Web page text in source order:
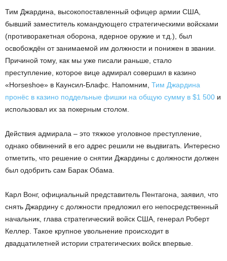
Тим Джардина, высокопоставленный офицер армии США,
бывший заместитель командующего стратегическими войсками
(противоракетная оборона, ядерное оружие и т.д.), был
освобождён от занимаемой им должности и понижен в звании.
Причиной тому, как мы уже писали раньше, стало
преступление, которое вице адмирал совершил в казино
«Horseshoe» в Каунсил-Блафс. Напомним, Тим Джардина
пронёс в казино поддельные фишки на общую сумму в $1 500 и
использовал их за покерным столом.
Действия адмирала – это тяжкое уголовное преступление,
однако обвинений в его адрес решили не выдвигать. Интересно
отметить, что решение о снятии Джардины с должности должен
был одобрить сам Барак Обама.
Карл Вонг, официальный представитель Пентагона, заявил, что
снять Джардину с должности предложил его непосредственный
начальник, глава стратегический войск США, генерал Роберт
Келлер. Такое крупное увольнение происходит в
двадцатилетней истории стратегических войск впервые.